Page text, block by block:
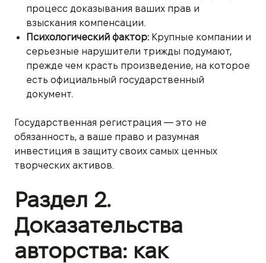
процесс доказывания ваших прав и
взыскания компенсации.
Психологический фактор:Крупные компании и
серьезные нарушители трижды подумают,
прежде чем красть произведение, на которое
есть официальный государственный
документ.
Государственная регистрация — это не
обязанность, а ваше право и разумная
инвестиция в защиту своих самых ценных
творческих активов.
Раздел 2.
Доказательства
авторства: как